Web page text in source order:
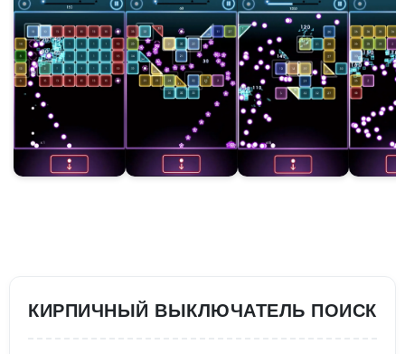
КИРПИЧНЫЙ ВЫКЛЮЧАТЕЛЬ ПОИСК